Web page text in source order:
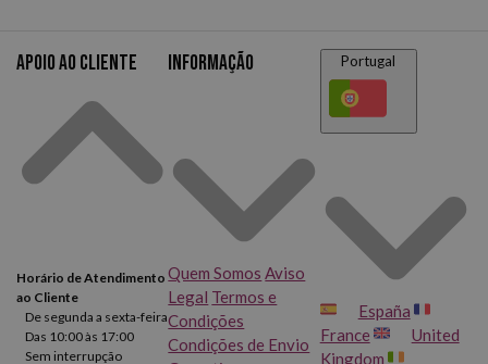
Apoio ao cliente
Horário de Atendimento
ao Cliente
De segunda a sexta-feira
Das 10:00 às 17:00
Sem interrupção
Informação
Quem Somos Aviso
Legal Termos e
Condições
Condições de Envio
Portugal
España
France
United
Kingdom